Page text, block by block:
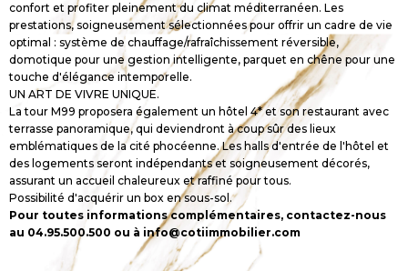
confort et profiter pleinement du climat méditerranéen. Les
prestations, soigneusement sélectionnées pour offrir un cadre de vie
optimal : système de chauffage/rafraîchissement réversible,
domotique pour une gestion intelligente, parquet en chêne pour une
touche d'élégance intemporelle.
UN ART DE VIVRE UNIQUE.
La tour M99 proposera également un hôtel 4* et son restaurant avec
terrasse panoramique, qui deviendront à coup sûr des lieux
emblématiques de la cité phocéenne. Les halls d'entrée de l'hôtel et
des logements seront indépendants et soigneusement décorés,
assurant un accueil chaleureux et raffiné pour tous.
Possibilité d'acquérir un box en sous-sol.
Pour toutes informations complémentaires, contactez-nous
au 04.95.500.500 ou à info@cotiimmobilier.com